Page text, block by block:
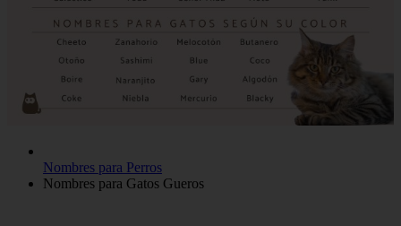
Nombres para Perros
Nombres para Gatos Gueros